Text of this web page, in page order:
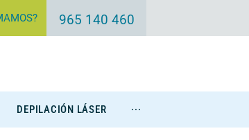
965 140 460
DEPILACIÓN LÁSER ···